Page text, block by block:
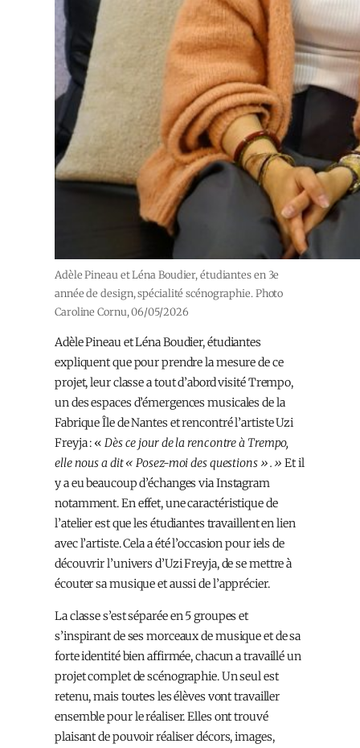
Adèle Pineau et Léna Boudier, étudiantes en 3e
année de design, spécialité scénographie. Photo
Caroline Cornu, 06/05/2026
Adèle Pineau et Léna Boudier, étudiantes
expliquent que pour prendre la mesure de ce
projet, leur classe a tout d’abord visité Trempo,
un des espaces d’émergences musicales de la
Fabrique Île de Nantes et rencontré l’artiste Uzi
Freyja : « Dès ce jour de la rencontre à Trempo,
elle nous a dit « Posez-moi des questions ». » Et il
y a eu beaucoup d’échanges via Instagram
notamment. En effet, une caractéristique de
l’atelier est que les étudiant·es travaillent en lien
avec l’artiste. Cela a été l’occasion pour iels de
découvrir l’univers d’Uzi Freyja, de se mettre à
écouter sa musique et aussi de l’apprécier.
La classe s’est séparée en 5 groupes et
s’inspirant de ses morceaux de musique et de sa
forte identité bien affirmée, chacun a travaillé un
projet complet de scénographie. Un seul est
retenu, mais tou·te·s les élèves vont travailler
ensemble pour le réaliser. Elles ont trouvé
plaisant de pouvoir réaliser décors, images,